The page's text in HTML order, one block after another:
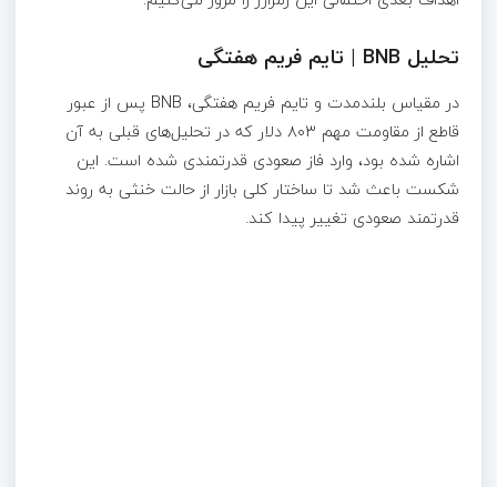
تحلیل BNB | تایم‌ فریم هفتگی
در مقیاس بلندمدت و تایم‌ فریم هفتگی، BNB پس از عبور
قاطع از مقاومت مهم ۸۰۳ دلار که در تحلیل‌های قبلی به آن
اشاره شده بود، وارد فاز صعودی قدرتمندی شده است. این
شکست باعث شد تا ساختار کلی بازار از حالت خنثی به روند
قدرتمند صعودی تغییر پیدا کند.